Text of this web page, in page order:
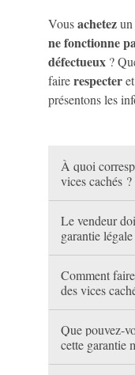
Vousachetez
ne fonctionne
défectueux ?
fairerespecter
présentons les
À quoi
vices cachés ?
Le vendeur
garantie
Comment
des vices
Que pouvez-
cette garantie